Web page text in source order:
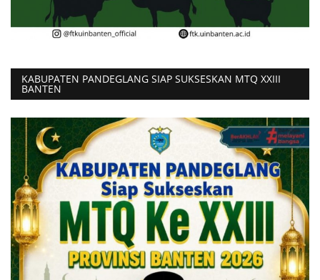
KABUPATEN PANDEGLANG SIAP SUKSESKAN MTQ XXIII
BANTEN